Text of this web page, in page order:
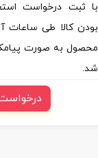
با ثبت درخواست
بودن کالا طی ساعات
محصول به صورت
شد.